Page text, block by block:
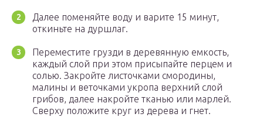
Далее поменяйте воду и варите 15 минут,
откиньте на дуршлаг.
Переместите грузди в деревянную емкость,
каждый слой при этом присыпайте перцем и
солью. Закройте листочками смородины,
малины и веточками укропа верхний слой
грибов, далее накройте тканью или марлей.
Сверху положите круг из дерева и гнет.